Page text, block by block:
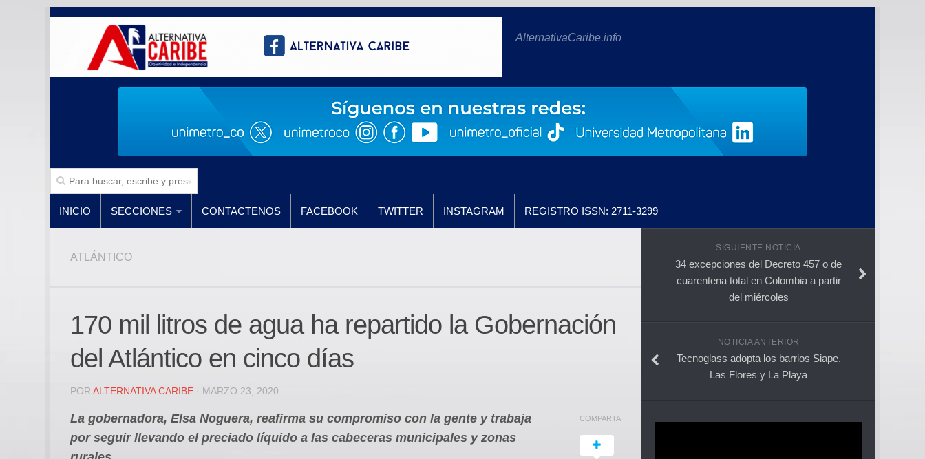
AlternativaCaribe.info
INICIO SECCIONES CONTACTENOS FACEBOOK TWITTER INSTAGRAM REGISTRO ISSN: 2711-3299
ATLÁNTICO
170 mil litros de agua ha repartido la Gobernación
del Atlántico en cinco días
POR ALTERNATIVA CARIBE · MARZO 23, 2020
La gobernadora, Elsa Noguera, reafirma su compromiso con la gente y trabaja
por seguir llevando el preciado líquido a las cabeceras municipales y zonas
COMPARTA
SIGUIENTE NOTICIA
34 excepciones del Decreto 457 o de
cuarentena total en Colombia a partir
del miércoles
NOTICIA ANTERIOR
Tecnoglass adopta los barrios Siape,
Las Flores y La Playa